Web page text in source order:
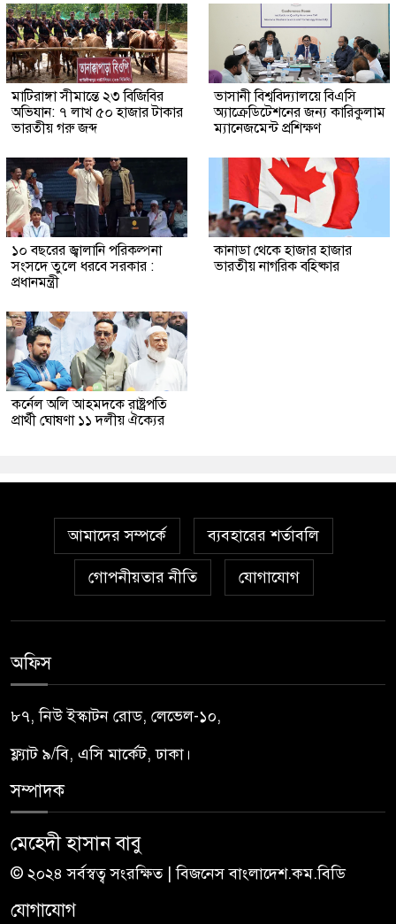
মাটিরাঙ্গা সীমান্তে ২৩ বিজিবির
অভিযান: ৭ লাখ ৫০ হাজার টাকার
ভারতীয় গরু জব্দ
ভাসানী বিশ্ববিদ্যালয়ে বিএসি
অ্যাক্রেডিটেশনের জন্য কারিকুলাম
ম্যানেজমেন্ট প্রশিক্ষণ
১০ বছরের জ্বালানি পরিকল্পনা
সংসদে তুলে ধরবে সরকার :
প্রধানমন্ত্রী
কানাডা থেকে হাজার হাজার
ভারতীয় নাগরিক বহিষ্কার
কর্নেল অলি আহমদকে রাষ্ট্রপতি
প্রার্থী ঘোষণা ১১ দলীয় ঐক্যের
আমাদের সম্পর্কে ব্যবহারের শর্তাবলি
গোপনীয়তার নীতি যোগাযোগ
অফিস
৮৭, নিউ ইস্কাটন রোড, লেভেল-১০,
ফ্ল্যাট ৯/বি, এসি মার্কেট, ঢাকা।
সম্পাদক
মেহেদী হাসান বাবু
© ২০২৪ সর্বস্বত্ব সংরক্ষিত | বিজনেস বাংলাদেশ.কম.বিডি
যোগাযোগ